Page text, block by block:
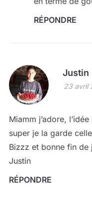
RÉPONDRE
Justin
23 avril
Miamm j’adore,
super je la garde
Bizzz et bonne fin de
Justin
RÉPONDRE